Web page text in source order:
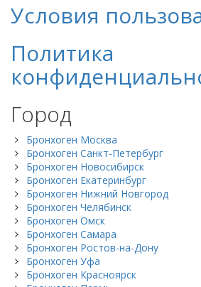
Условия
Политика
Город
Бронхоген Москва
Бронхоген Санкт-Петербург
Бронхоген Новосибирск
Бронхоген Екатеринбург
Бронхоген Нижний Новгород
Бронхоген Челябинск
Бронхоген Омск
Бронхоген Самара
Бронхоген Ростов-на-Дону
Бронхоген Уфа
Бронхоген Красноярск